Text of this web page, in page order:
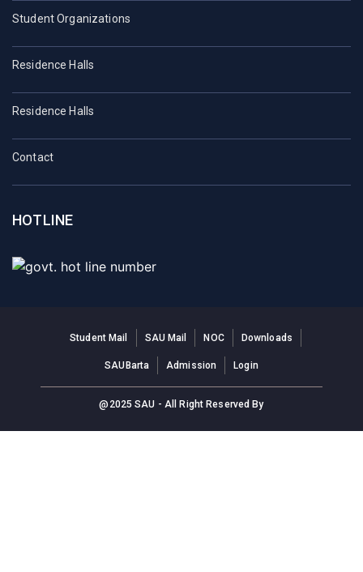
Student Organizations
Residence Halls
Residence Halls
Contact
HOTLINE
Student Mail SAU Mail NOC Downloads
SAUBarta Admission Login
@2025 SAU - All Right Reserved By